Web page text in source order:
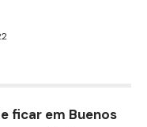
ficar em Buenos